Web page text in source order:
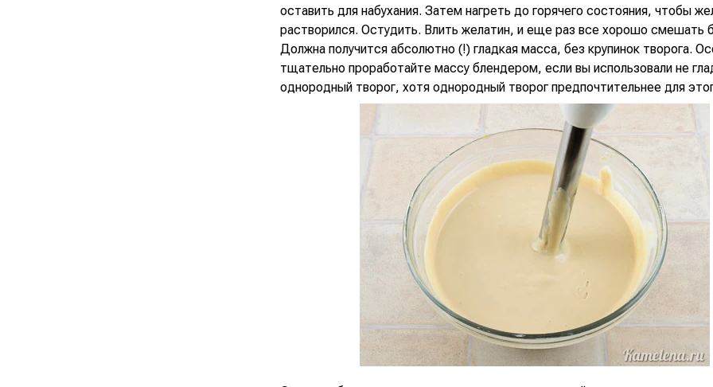
оставить для набухания. Затем нагреть до горячего состояния, чтобы
растворился. Остудить. Влить желатин, и еще раз все хорошо смешать
Должна получится абсолютно (!) гладкая масса, без крупинок творога.
тщательно проработайте массу блендером, если вы использовали не
однородный творог, хотя однородный творог предпочтительнее для